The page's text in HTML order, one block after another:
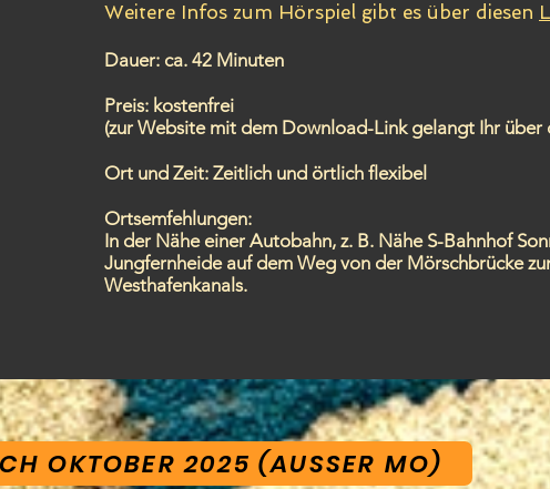
Weitere Infos zum Hörspiel gibt es über diesen
Dauer: ca. 42 Minuten
Preis: kostenfrei
(zur Website mit dem Download-Link gelangt Ihr
Ort und Zeit: Zeitlich und örtlich flexibel
Ortsemfehlungen:
In der Nähe einer Autobahn, z. B. Nähe S-Bahnhof
Jungfernheide auf dem Weg von der Mörschbrücke
Westhafenkanals.
OKTOBER 2025 (AUSSER MO)